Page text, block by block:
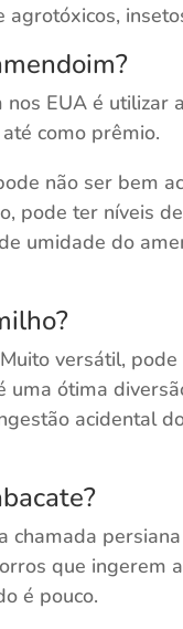
nos EUA é
como prêmio.
não ser bem
pode ter níveis
umidade do
versátil,
uma ótima
acidental
chamada
que ingerem
é pouco.